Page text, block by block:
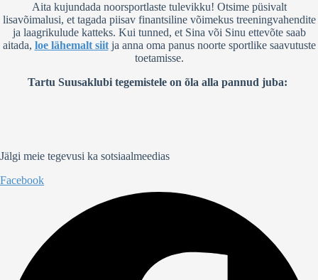
Aita kujundada noorsportlaste tulevikku! Otsime püsivalt
lisavõimalusi, et tagada piisav finantsiline võimekus treeningvahendite
ja laagrikulude katteks. Kui tunned, et Sina või Sinu ettevõte saab
aitada, loe lähemalt siitja anna oma panus noorte sportlike saavutuste
toetamisse.
Tartu Suusaklubi tegemistele on õla alla pannud juba:
Jälgi meie tegevusi ka sotsiaalmeedias
Facebook